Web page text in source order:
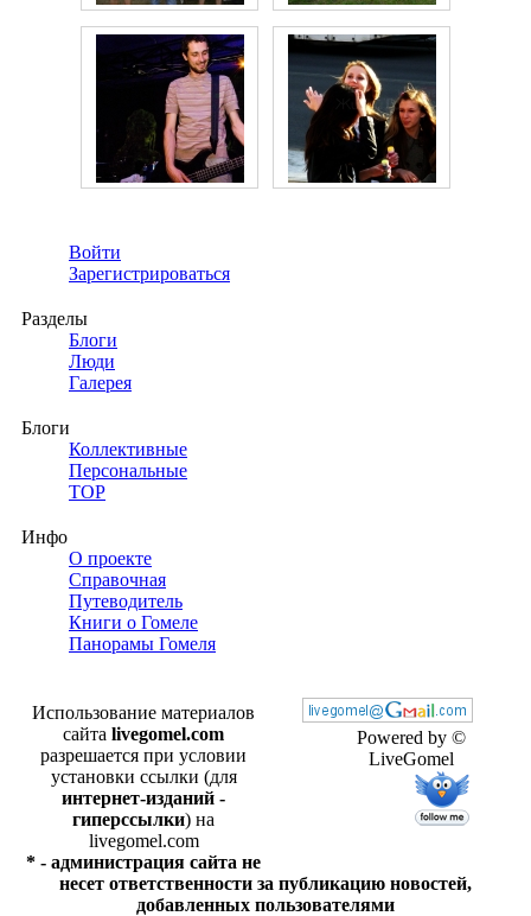
Войти
Зарегистрироваться
Разделы
Блоги
Люди
Галерея
Блоги
Коллективные
Персональные
TOP
Инфо
О проекте
Справочная
Путеводитель
Книги о Гомеле
Панорамы Гомеля
Powered by ©
LiveGomel
Использование материалов
сайта livegomel.com
разрешается при условии
установки ссылки (для
интернет-изданий -
гиперссылки) на
livegomel.com
* - администрация сайта не
несет ответственности за публикацию новостей,
добавленных пользователями